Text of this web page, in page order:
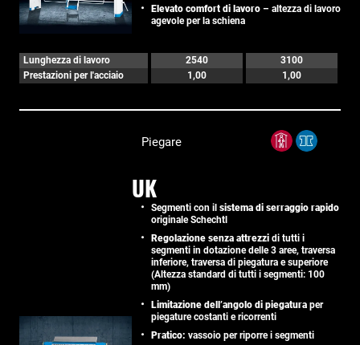
Elevato comfort di lavoro – altezza di lavoro
agevole per la schiena
Lunghezza di lavoro 2540
3100
Prestazioni per l'acciaio
1,00 1,00
Piegare
UK
Segmenti con il sistema di serraggio rapido
originale Schechtl
Regolazione senza attrezzi di tutti i
segmenti in dotazione delle 3 aree, traversa
inferiore, traversa di piegatura e superiore
(Altezza standard di tutti i segmenti: 100
mm)
Limitazione dell’angolo di piegatura per
piegature costanti e ricorrenti
Pratico: vassoio per riporre i segmenti